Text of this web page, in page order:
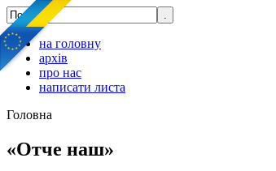
на головну
архів
про нас
написати листа
Головна
«Отче наш»